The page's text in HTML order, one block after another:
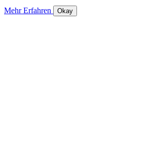
Mehr Erfahren Okay